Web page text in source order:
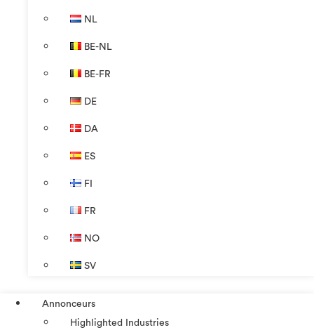
NL
BE-NL
BE-FR
DE
DA
ES
FI
FR
NO
SV
Annonceurs
Highlighted Industries